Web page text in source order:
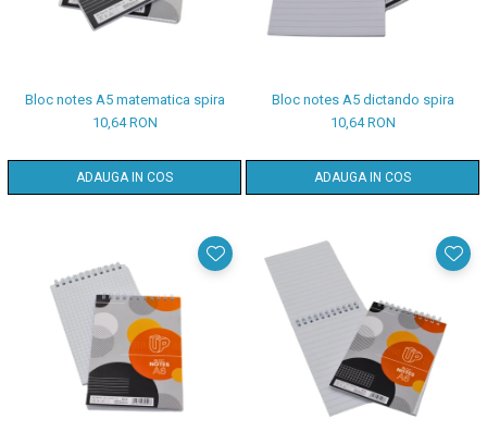
Bloc notes A5 matematica spira
10,64 RON
ADAUGA IN COS
Bloc notes A5 dictando spira
10,64 RON
ADAUGA IN COS